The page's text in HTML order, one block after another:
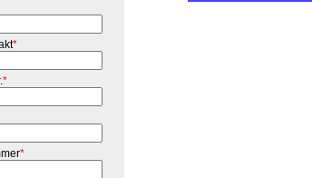
*
*
*